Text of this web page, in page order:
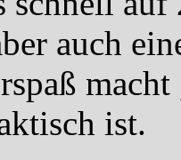
auch
ist.